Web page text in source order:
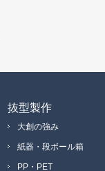
抜型製作
大創の強み
紙器・段ボール箱
PP・PET